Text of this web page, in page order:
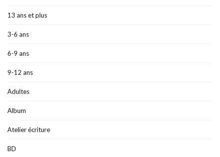
13 ans et plus
3-6 ans
6-9 ans
9-12 ans
Adultes
Album
Atelier écriture
BD